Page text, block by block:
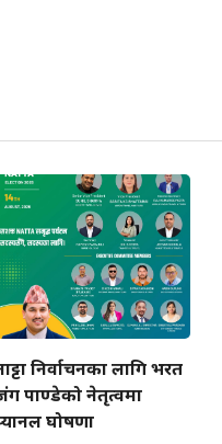
निर्वाचनका लागि भरत
पाण्डेको नेतृत्वमा
घोषणा